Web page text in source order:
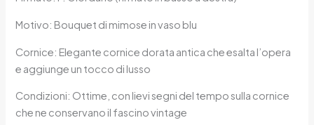
Motivo: Bouquet di mimose in vaso blu
Cornice: Elegante cornice dorata antica che esalta l’opera
e aggiunge un tocco di lusso
Condizioni: Ottime, con lievi segni del tempo sulla cornice
che ne conservano il fascino vintage